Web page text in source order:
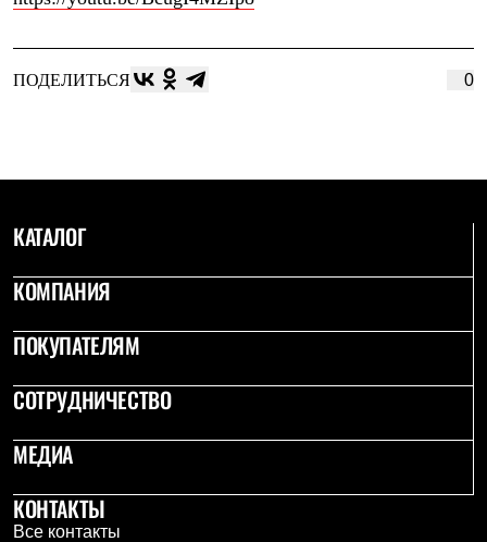
Каталог дилеров
Баск сегодня
Отцы основатели
Дилерам
Стать дилером
Корпоративным клиентам
Услуги
Где купить
ПОДЕЛИТЬСЯ 0
КАТАЛОГ
КОМПАНИЯ
ПОКУПАТЕЛЯМ
СОТРУДНИЧЕСТВО
МЕДИА
КОНТАКТЫ
Все контакты